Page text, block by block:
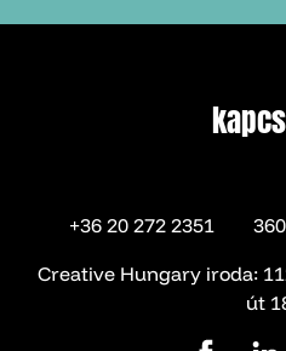
+36 20 272 2351
Creative Hungary iroda:
út